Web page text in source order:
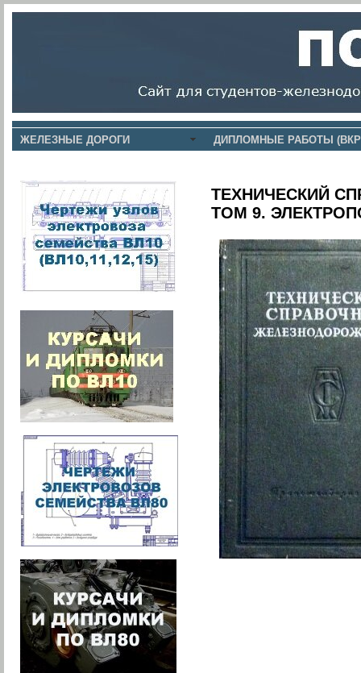
ЖЕЛЕЗНЫЕ ДОРОГИ ДИПЛОМНЫЕ РАБОТЫ
ТЕХНИЧЕСКИЙ
ТОМ 9.